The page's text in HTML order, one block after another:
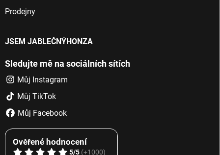
Prodejny
JSEM JABLEČNÝHONZA
Sledujte mě na sociálních sítích
Můj Instagram
Můj TikTok
Můj Facebook
Ověřené hodnocení
5/5 (+1000)